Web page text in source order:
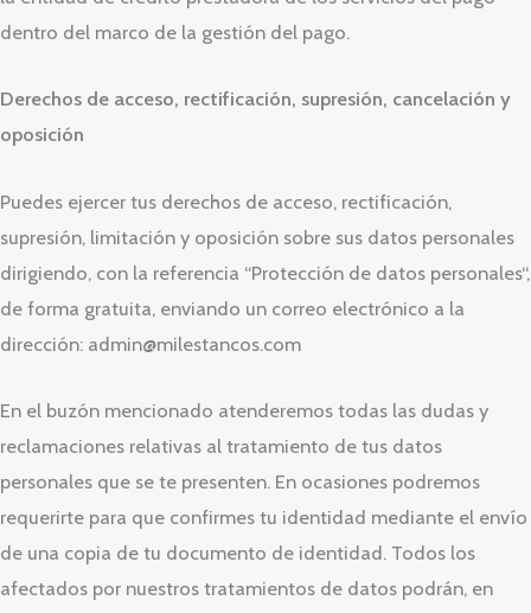
dentro del marco de la gestión del pago.
Derechos de acceso, rectificación, supresión, cancelación y
oposición
Puedes ejercer tus derechos de acceso, rectificación,
supresión, limitación y oposición sobre sus datos personales
dirigiendo, con la referencia “Protección de datos personales“,
de forma gratuita, enviando un correo electrónico a la
dirección: admin@milestancos.com
En el buzón mencionado atenderemos todas las dudas y
reclamaciones relativas al tratamiento de tus datos
personales que se te presenten. En ocasiones podremos
requerirte para que confirmes tu identidad mediante el envío
de una copia de tu documento de identidad. Todos los
afectados por nuestros tratamientos de datos podrán, en